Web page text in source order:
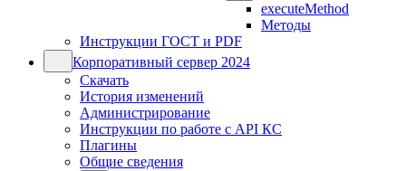
executeMethod
Методы
Инструкции ГОСТ и PDF
Корпоративный сервер 2024
Скачать
История изменений
Администрирование
Инструкции по работе с API КС
Плагины
Общие сведения